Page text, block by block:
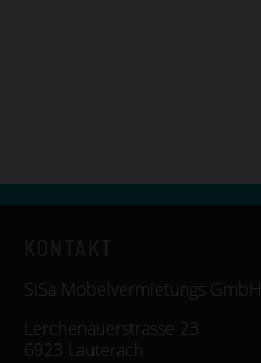
SiSa Möbelvermietungs GmbH
Lerchenauerstrasse 23
6923 Lauterach